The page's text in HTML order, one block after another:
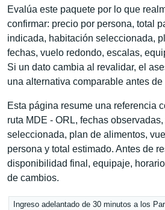
Evalúa este paquete por lo que
confirmar: precio por persona, total
indicada, habitación seleccionada,
fechas, vuelo redondo, escalas,
Si un dato cambia al revalidar, el
una alternativa comparable antes de
Esta página resume una referencia
ruta MDE - ORL, fechas
seleccionada, plan de alimentos,
persona y total estimado. Antes de
disponibilidad final, equipaje,
de cambios.
Ingreso adelantado de 30 minutos a los